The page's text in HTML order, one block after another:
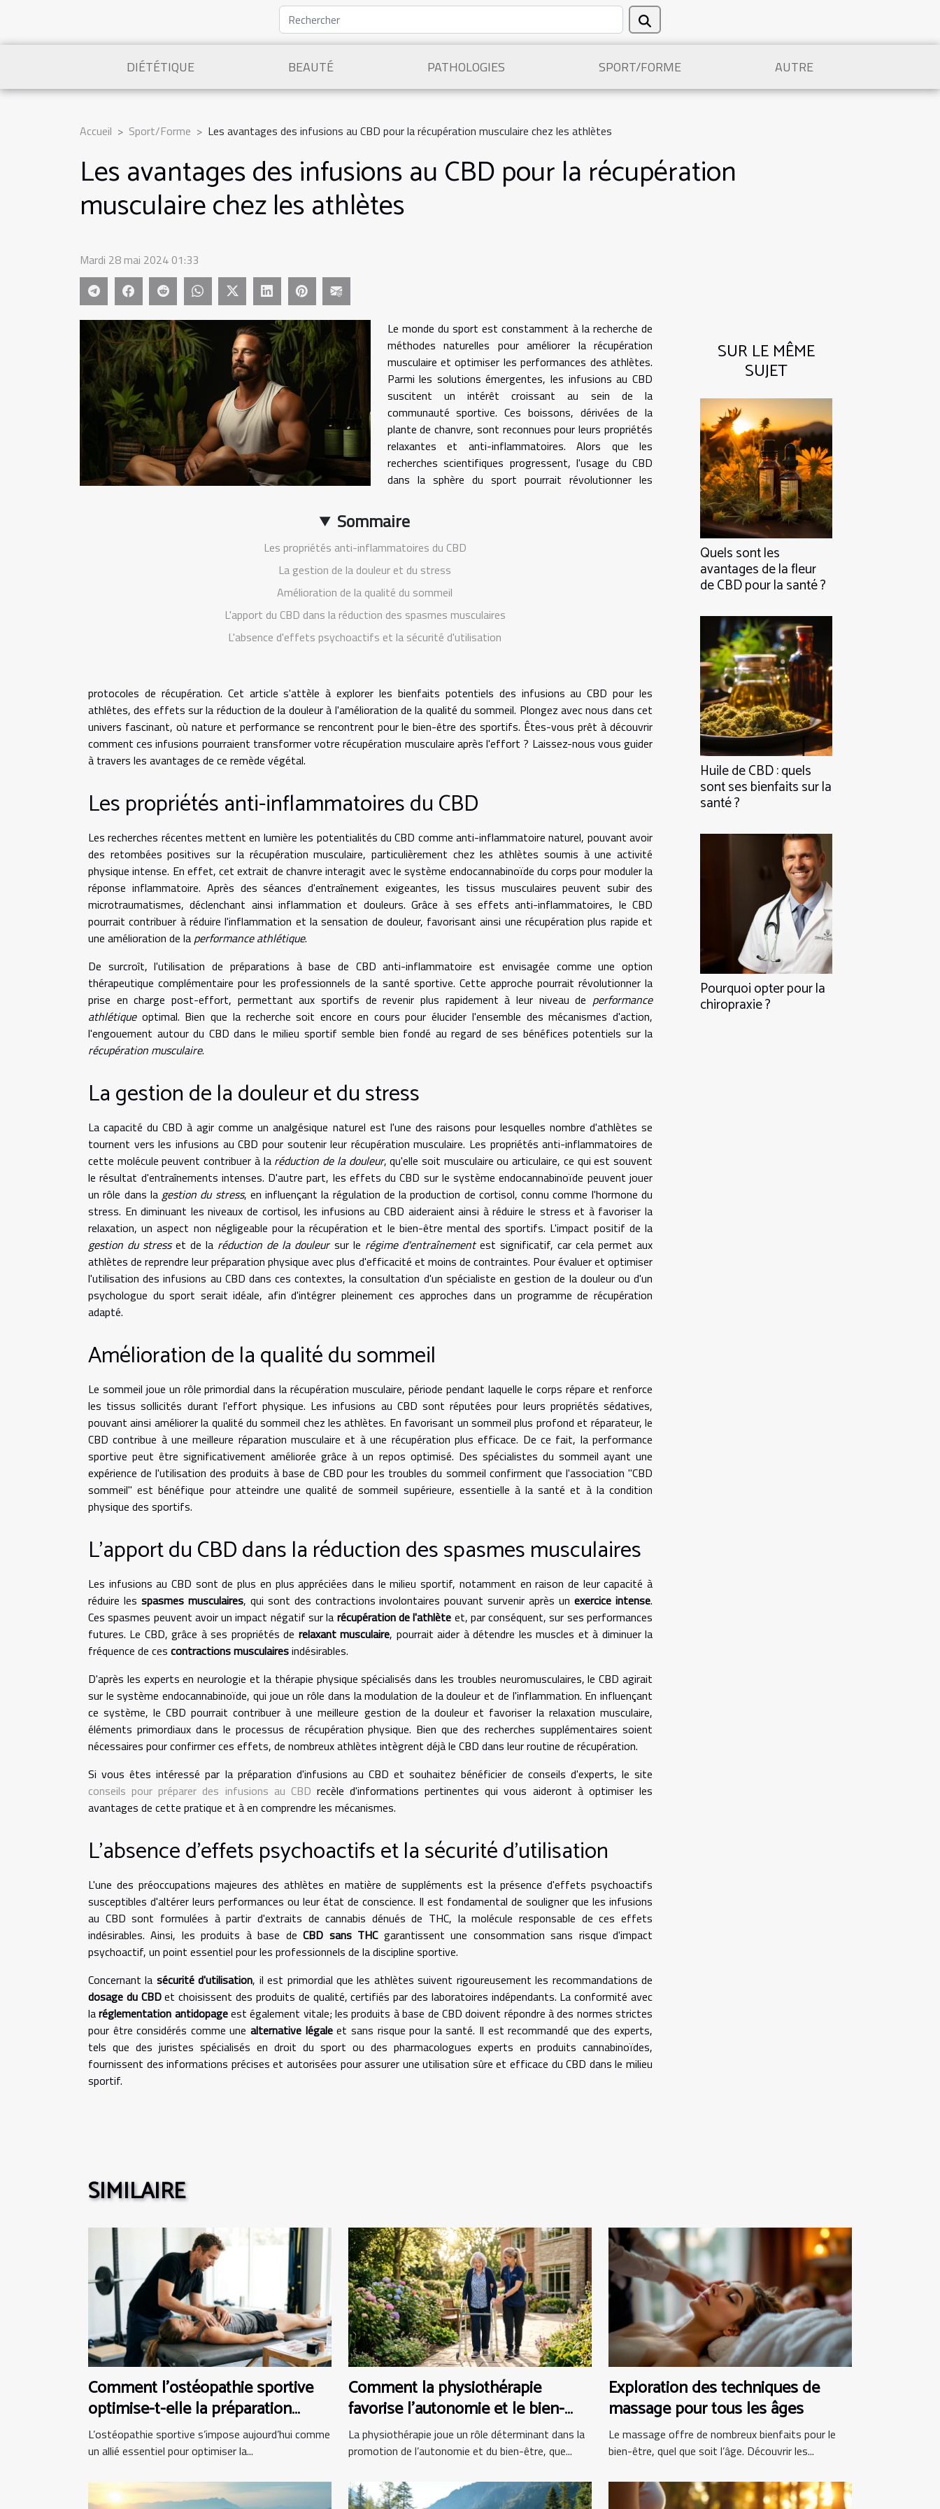
DIÉTÉTIQUE BEAUTÉ PATHOLOGIES SPORT/FORME AUTRE
Accueil Sport/Forme Les avantages des infusions au CBD pour la récupération musculaire chez les athlètes
Les avantages des infusions au CBD pour la récupération
musculaire chez les athlètes
Mardi 28 mai 2024 01:33
Sommaire
Les propriétés anti-inflammatoires du CBD
La gestion de la douleur et du stress
Amélioration de la qualité du sommeil
L'apport du CBD dans la réduction des spasmes musculaires
L'absence d'effets psychoactifs et la sécurité d'utilisation
Le monde du sport est constamment à la recherche de
méthodes naturelles pour améliorer la récupération
musculaire et optimiser les performances des athlètes.
Parmi les solutions émergentes, les infusions au CBD
suscitent un intérêt croissant au sein de la
communauté sportive. Ces boissons, dérivées de la
plante de chanvre, sont reconnues pour leurs propriétés
relaxantes et anti-inflammatoires. Alors que les
recherches scientifiques progressent, l'usage du CBD
dans la sphère du sport pourrait révolutionner les
protocoles de récupération. Cet article s'attèle à explorer les bienfaits potentiels des infusions au CBD pour les
athlêtes, des effets sur la réduction de la douleur à l'amélioration de la qualité du sommeil. Plongez avec nous dans cet
univers fascinant, où nature et performance se rencontrent pour le bien-être des sportifs. Êtes-vous prêt à découvrir
comment ces infusions pourraient transformer votre récupération musculaire après l'effort ? Laissez-nous vous guider
à travers les avantages de ce remède végétal.
Les propriétés anti-inflammatoires du CBD
Les recherches récentes mettent en lumière les potentialités du CBD comme anti-inflammatoire naturel, pouvant avoir
des retombées positives sur la récupération musculaire, particulièrement chez les athlètes soumis à une activité
physique intense. En effet, cet extrait de chanvre interagit avec le système endocannabinoïde du corps pour moduler la
réponse inflammatoire. Après des séances d'entraînement exigeantes, les tissus musculaires peuvent subir des
microtraumatismes, déclenchant ainsi inflammation et douleurs. Grâce à ses effets anti-inflammatoires, le CBD
pourrait contribuer à réduire l'inflammation et la sensation de douleur, favorisant ainsi une récupération plus rapide et
une amélioration de la performance athlétique.
De surcroît, l'utilisation de préparations à base de CBD anti-inflammatoire est envisagée comme une option
thérapeutique complémentaire pour les professionnels de la santé sportive. Cette approche pourrait révolutionner la
prise en charge post-effort, permettant aux sportifs de revenir plus rapidement à leur niveau de performance
athlétiqueoptimal. Bien que la recherche soit encore en cours pour élucider l'ensemble des mécanismes d'action,
l'engouement autour du CBD dans le milieu sportif semble bien fondé au regard de ses bénéfices potentiels sur la
récupération musculaire.
La gestion de la douleur et du stress
La capacité du CBD à agir comme un analgésique naturel est l'une des raisons pour lesquelles nombre d'athlètes se
tournent vers les infusions au CBD pour soutenir leur récupération musculaire. Les propriétés anti-inflammatoires de
cette molécule peuvent contribuer à la réduction de la douleur, qu'elle soit musculaire ou articulaire, ce qui est souvent
le résultat d'entraînements intenses. D'autre part, les effets du CBD sur le système endocannabinoïde peuvent jouer
un rôle dans lagestion du stress, en influençant la régulation de la production de cortisol, connu comme l'hormone du
stress. En diminuant les niveaux de cortisol, les infusions au CBD aideraient ainsi à réduire le stress et à favoriser la
relaxation, un aspect non négligeable pour la récupération et le bien-être mental des sportifs. L'impact positif de la
gestion du stresset de la réduction de la douleursur le régime d'entraînementest significatif, car cela permet aux
athlètes de reprendre leur préparation physique avec plus d'efficacité et moins de contraintes. Pour évaluer et optimiser
l'utilisation des infusions au CBD dans ces contextes, la consultation d'un spécialiste en gestion de la douleur ou d'un
psychologue du sport serait idéale, afin d'intégrer pleinement ces approches dans un programme de récupération
adapté.
Amélioration de la qualité du sommeil
Le sommeil joue un rôle primordial dans la récupération musculaire, période pendant laquelle le corps répare et renforce
les tissus sollicités durant l'effort physique. Les infusions au CBD sont réputées pour leurs propriétés sédatives,
pouvant ainsi améliorer la qualité du sommeil chez les athlètes. En favorisant un sommeil plus profond et réparateur, le
CBD contribue à une meilleure réparation musculaire et à une récupération plus efficace. De ce fait, la performance
sportive peut être significativement améliorée grâce à un repos optimisé. Des spécialistes du sommeil ayant une
expérience de l'utilisation des produits à base de CBD pour les troubles du sommeil confirment que l'association "CBD
sommeil" est bénéfique pour atteindre une qualité de sommeil supérieure, essentielle à la santé et à la condition
physique des sportifs.
L'apport du CBD dans la réduction des spasmes musculaires
Les infusions au CBD sont de plus en plus appréciées dans le milieu sportif, notamment en raison de leur capacité à
réduire les spasmes musculaires, qui sont des contractions involontaires pouvant survenir après unexercice intense.
Ces spasmes peuvent avoir un impact négatif sur la récupération de l'athlète et, par conséquent, sur ses performances
futures. Le CBD, grâce à ses propriétés de relaxant musculaire, pourrait aider à détendre les muscles et à diminuer la
fréquence de ces contractions musculairesindésirables.
D'après les experts en neurologie et la thérapie physique spécialisés dans les troubles neuromusculaires, le CBD agirait
sur le système endocannabinoïde, qui joue un rôle dans la modulation de la douleur et de l'inflammation. En influençant
ce système, le CBD pourrait contribuer à une meilleure gestion de la douleur et favoriser la relaxation musculaire,
éléments primordiaux dans le processus de récupération physique. Bien que des recherches supplémentaires soient
nécessaires pour confirmer ces effets, de nombreux athlètes intègrent déjà le CBD dans leur routine de récupération.
Si vous êtes intéressé par la préparation d'infusions au CBD et souhaitez bénéficier de conseils d'experts, le site
conseils pour préparer des infusions au CBD recèle d'informations pertinentes qui vous aideront à optimiser les
avantages de cette pratique et à en comprendre les mécanismes.
L'absence d'effets psychoactifs et la sécurité d'utilisation
L'une des préoccupations majeures des athlètes en matière de suppléments est la présence d'effets psychoactifs
susceptibles d'altérer leurs performances ou leur état de conscience. Il est fondamental de souligner que les infusions
au CBD sont formulées à partir d'extraits de cannabis dénués de THC, la molécule responsable de ces effets
indésirables. Ainsi, les produits à base deCBD sans THCgarantissent une consommation sans risque d'impact
psychoactif, un point essentiel pour les professionnels de la discipline sportive.
Concernant la sécurité d'utilisation, il est primordial que les athlètes suivent rigoureusement les recommandations de
dosage du CBDet choisissent des produits de qualité, certifiés par des laboratoires indépendants. La conformité avec
laréglementation antidopageest également vitale; les produits à base de CBD doivent répondre à des normes strictes
pour être considérés comme unealternative légaleet sans risque pour la santé. Il est recommandé que des experts,
tels que des juristes spécialisés en droit du sport ou des pharmacologues experts en produits cannabinoïdes,
fournissent des informations précises et autorisées pour assurer une utilisation sûre et efficace du CBD dans le milieu
sportif.
SUR LE MÊME
SUJET
Quels sont les
avantages de la fleur
de CBD pour la santé ?
Huile de CBD : quels
sont ses bienfaits sur la
santé ?
Pourquoi opter pour la
chiropraxie ?
SIMILAIRE
Comment l'ostéopathie sportive
optimise-t-elle la préparation
physique ?
L’ostéopathie sportive s’impose aujourd’hui comme
un allié essentiel pour optimiser la...
Comment la physiothérapie
favorise l'autonomie et le bien-
être ?
La physiothérapie joue un rôle déterminant dans la
promotion de l’autonomie et du bien-être, que...
Exploration des techniques de
massage pour tous les âges
Le massage offre de nombreux bienfaits pour le
bien-être, quel que soit l’âge. Découvrir les...